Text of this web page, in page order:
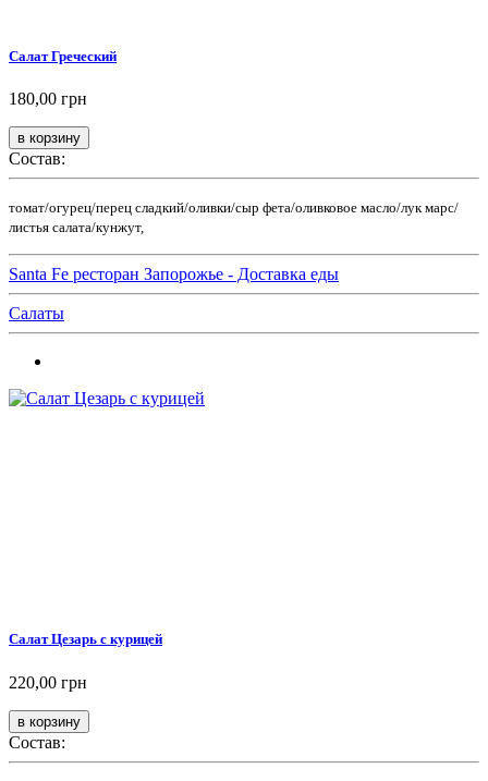
Салат Греческий
180,00 грн
Состав:
томат/огурец/перец сладкий/оливки/сыр фета/оливковое масло/лук марс/
листья салата/кунжут,
Santa Fe ресторан Запорожье - Доставка еды
Салаты
Салат Цезарь с курицей
220,00 грн
Состав: